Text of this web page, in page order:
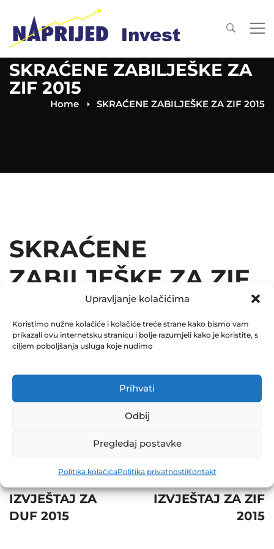
Upravljanje kolačićima
Koristimo nužne kolačiće i kolačiće treće strane kako bismo vam
prikazali ovu internetsku stranicu i bolje razumjeli kako je koristite, s
ciljem poboljšanja usluga koje nudimo
Prihvati
Odbij
Pregledaj postavke
Politika kolačićaPolitika privatnostiKontakt
SKRAĆENE ZABILJEŠKE ZA
ZIF 2015
Home SKRAĆENE ZABILJEŠKE ZA ZIF 2015
SKRAĆENE
ZABILJEŠKE ZA ZIF
December 31, 2015
0 Comments
Share
navigation
IZVJEŠTAJ ZA
DUF 2015
IZVJEŠTAJ ZA ZIF
2015